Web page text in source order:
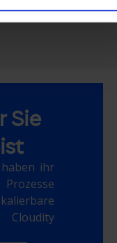
ansehen
Sie
ihr